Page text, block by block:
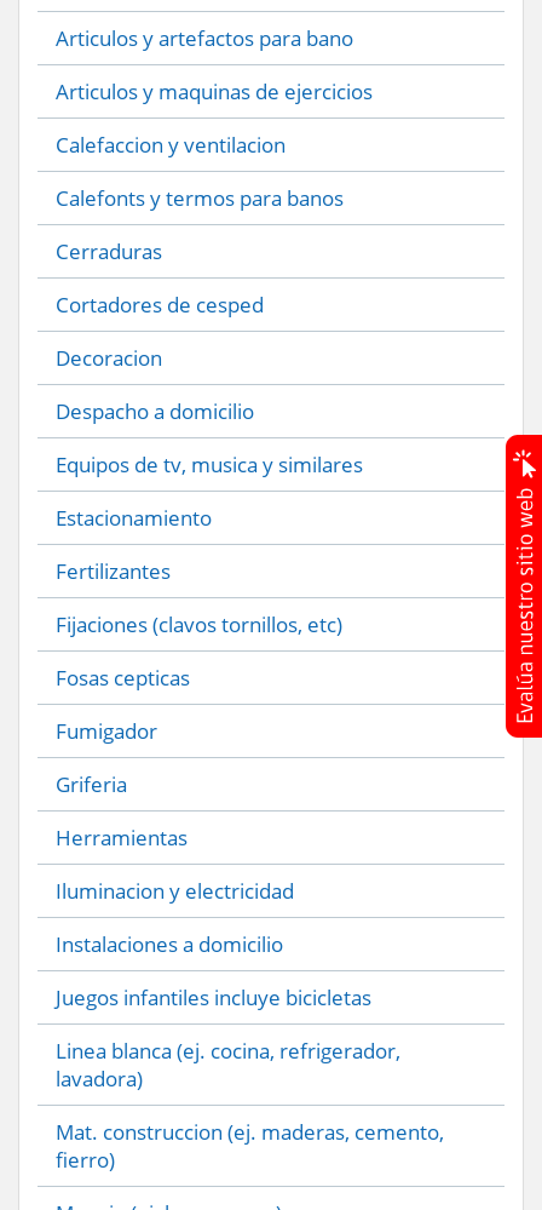
Articulos y artefactos para bano
Articulos y maquinas de ejercicios
Calefaccion y ventilacion
Calefonts y termos para banos
Cerraduras
Cortadores de cesped
Decoracion
Despacho a domicilio
Equipos de tv, musica y similares
Estacionamiento
Fertilizantes
Fijaciones (clavos tornillos, etc)
Fosas cepticas
Fumigador
Griferia
Herramientas
Iluminacion y electricidad
Instalaciones a domicilio
Juegos infantiles incluye bicicletas
Linea blanca (ej. cocina, refrigerador,
lavadora)
Mat. construccion (ej. maderas, cemento,
fierro)